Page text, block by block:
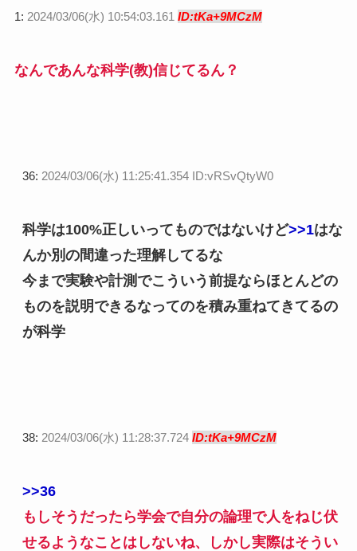
1: 2024/03/06(水) 10:54:03.161 ID:tKa+9MCzM
なんであんな科学(教)信じてるん？
36: 2024/03/06(水) 11:25:41.354 ID:vRSvQtyW0
科学は100%正しいってものではないけど>>1はな
んか別の間違った理解してるな
今まで実験や計測でこういう前提ならほとんどの
ものを説明できるなってのを積み重ねてきてるの
が科学
38: 2024/03/06(水) 11:28:37.724 ID:tKa+9MCzM
>>36
もしそうだったら学会で自分の論理で人をねじ伏
せるようなことはしないね、しかし実際はそうい